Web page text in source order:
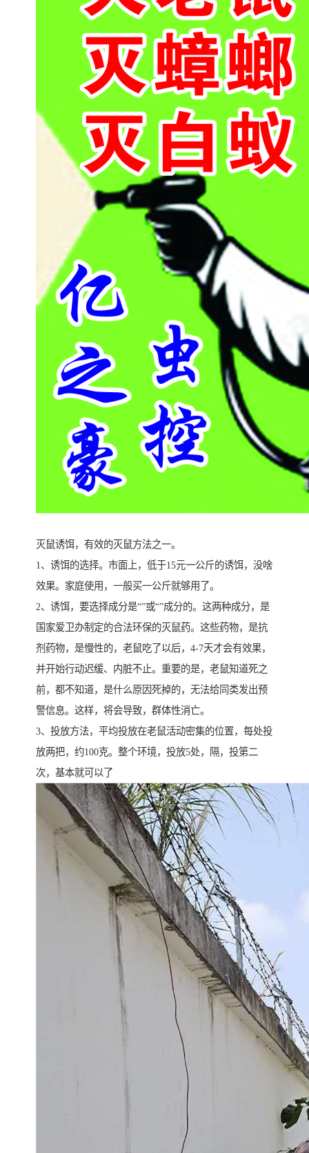
灭鼠诱饵，有效的灭鼠方法之一。
1、诱饵的选择。市面上，低于15元一公斤的诱饵，没啥
效果。家庭使用，一般买一公斤就够用了。
2、诱饵，要选择成分是“”或“”成分的。这两种成分，是
国家爱卫办制定的合法环保的灭鼠药。这些药物，是抗
剂药物，是慢性的，老鼠吃了以后，4-7天才会有效果，
并开始行动迟缓、内脏不止。重要的是，老鼠知道死之
前，都不知道，是什么原因死掉的，无法给同类发出预
警信息。这样，将会导致，群体性消亡。
3、投放方法，平均投放在老鼠活动密集的位置，每处投
放两把，约100克。整个环境，投放5处，隔，投第二
次，基本就可以了